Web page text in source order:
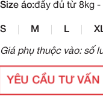
Size áo:đầy đủ từ 8kg -
S M L
Giá phụ thuộc vào: số
YÊU CẦU TƯ VẤN